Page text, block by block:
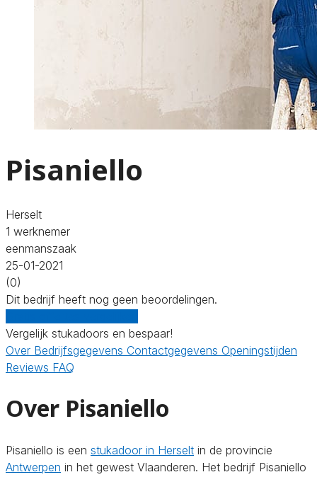
Pisaniello
Herselt
1 werknemer
eenmanszaak
25-01-2021
(0)
Dit bedrijf heeft nog geen beoordelingen.
Vergelijk stukadoors en bespaar!
Over Bedrijfsgegevens Contactgegevens Openingstijden
Reviews FAQ
Over Pisaniello
Pisaniello is een stukadoor in Herselt in de provincie
Antwerpen in het gewest Vlaanderen. Het bedrijf Pisaniello